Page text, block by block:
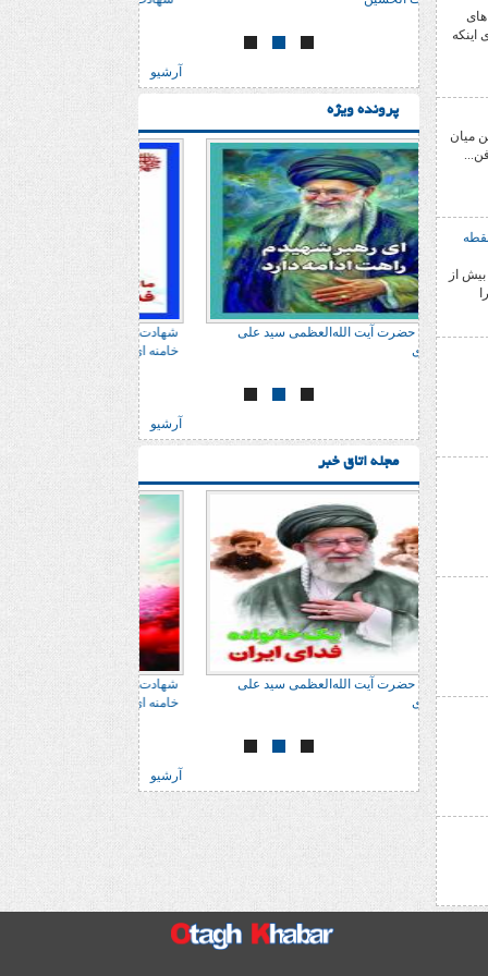
های
اینکه
میان
از
آرشیو
پرونده ویژه
شهادت حضرت آیت الله‌العظمی سید علی
آرشیو
مجله اتاق خبر
شهادت حضرت آیت
خامنه ای
شهادت حضرت آیت الله‌العظمی سید علی
آرشیو